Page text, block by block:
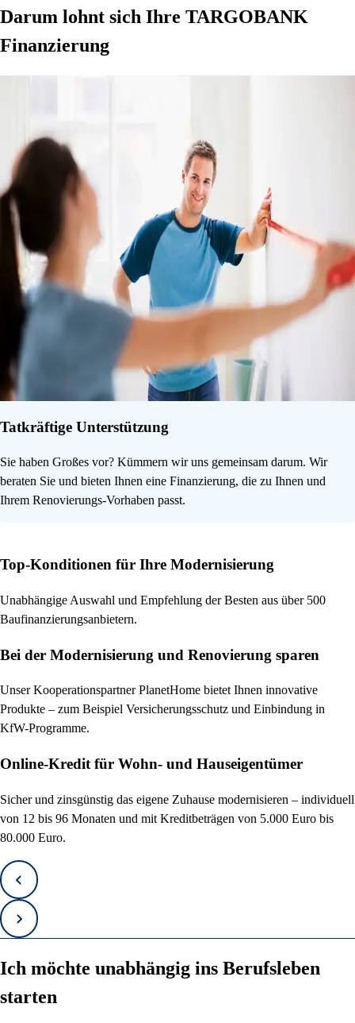
Darum lohnt sich Ihre TARGOBANK
Finanzierung
Tatkräftige Unterstützung
Sie haben Großes vor? Kümmern wir uns gemeinsam darum. Wir
beraten Sie und bieten Ihnen eine Finanzierung, die zu Ihnen und
Ihrem Renovierungs-Vorhaben passt.
Top-Konditionen für Ihre Modernisierung
Unabhängige Auswahl und Empfehlung der Besten aus über 500
Baufinanzierungsanbietern.
Bei der Modernisierung und Renovierung sparen
Unser Kooperationspartner PlanetHome bietet Ihnen innovative
Produkte – zum Beispiel Versicherungsschutz und Einbindung in
KfW-Programme.
Online-Kredit für Wohn- und Hauseigentümer
Sicher und zinsgünstig das eigene Zuhause modernisieren – individuell
von 12 bis 96 Monaten und mit Kreditbeträgen von 5.000 Euro bis
80.000 Euro.
Zurück
Vorwärts
Ich möchte unabhängig ins Berufsleben
starten